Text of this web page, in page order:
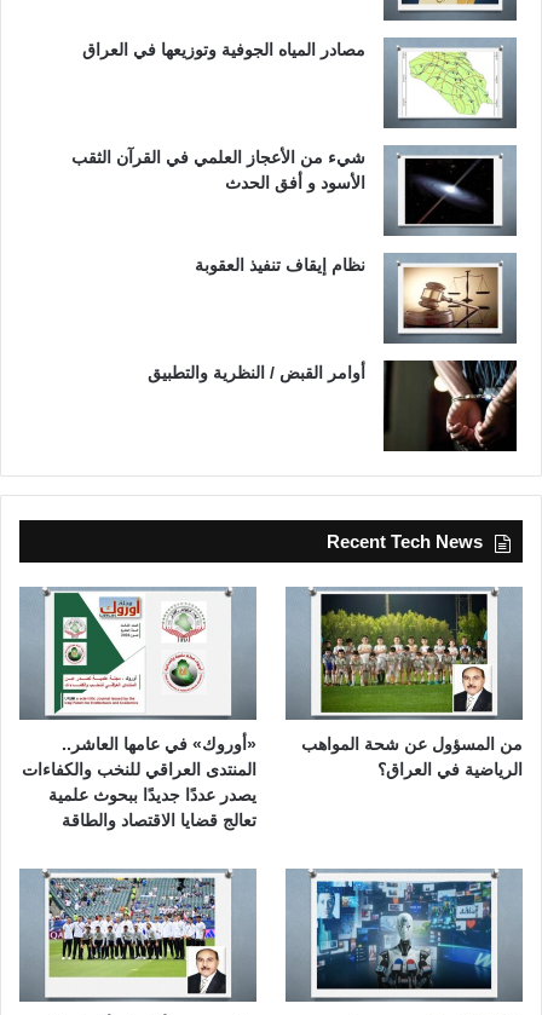
مصادر المياه الجوفية وتوزيعها في العراق
شيء من الأعجاز العلمي في القرآن الثقب
الأسود و أفق الحدث
نظام إيقاف تنفيذ العقوبة
أوامر القبض / النظرية والتطبيق
Recent Tech News
من المسؤول عن شحة المواهب
الرياضية في العراق؟
«أوروك» في عامها العاشر..
المنتدى العراقي للنخب والكفاءات
يصدر عددًا جديدًا ببحوث علمية
تعالج قضايا الاقتصاد والطاقة